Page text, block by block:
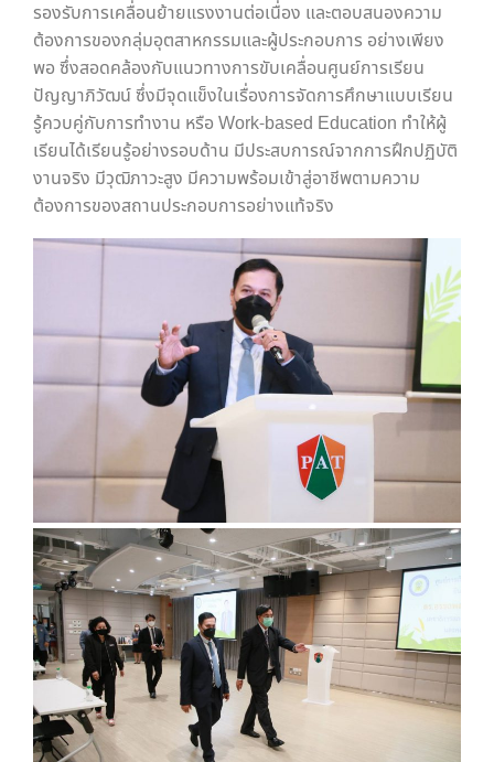
รองรับการเคลื่อนย้ายแรงงานต่อเนื่อง และตอบสนองความ
ต้องการของกลุ่มอุตสาหกรรมและผู้ประกอบการ อย่างเพียง
พอ ซึ่งสอดคล้องกับแนวทางการขับเคลื่อนศูนย์การเรียน
ปัญญาภิวัฒน์ ซึ่งมีจุดแข็งในเรื่องการจัดการศึกษาแบบเรียน
รู้ควบคู่กับการทำงาน หรือ Work-based Education ทำให้ผู้
เรียนได้เรียนรู้อย่างรอบด้าน มีประสบการณ์จากการฝึกปฏิบัติ
งานจริง มีวุฒิภาวะสูง มีความพร้อมเข้าสู่อาชีพตามความ
ต้องการของสถานประกอบการอย่างแท้จริง